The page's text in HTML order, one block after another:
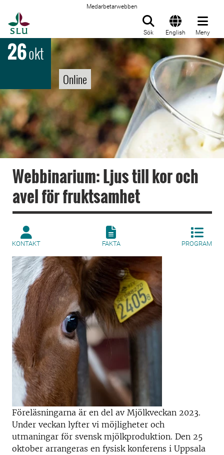
Medarbetarwebben
Sök English Meny
26okt
Online
Webbinarium: Ljus till kor och
avel för fruktsamhet
KONTAKT FAKTA PROGRAM
Föreläsningarna är en del av Mjölkveckan 2023.
Under veckan lyfter vi möjligheter och
utmaningar för svensk mjölkproduktion. Den 25
oktober arrangeras en fysisk konferens i Uppsala